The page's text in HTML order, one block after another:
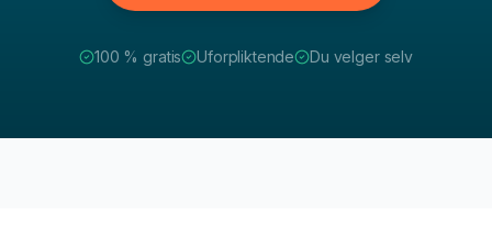
100 % gratis Uforpliktende Du velger selv